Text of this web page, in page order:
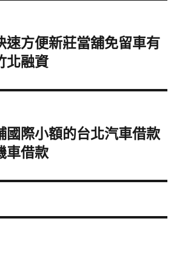
速方便新莊當舖免留車有
北融資
國際小額的台北汽車借款
車借款